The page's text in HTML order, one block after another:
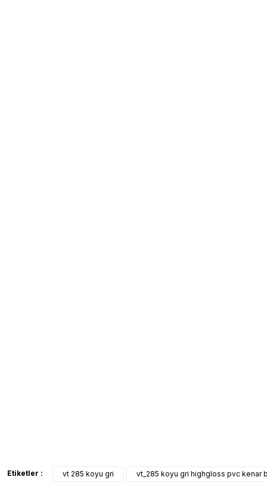
Etiketler : vt 285 koyu gri vt_285 koyu gri highgloss pvc kenar